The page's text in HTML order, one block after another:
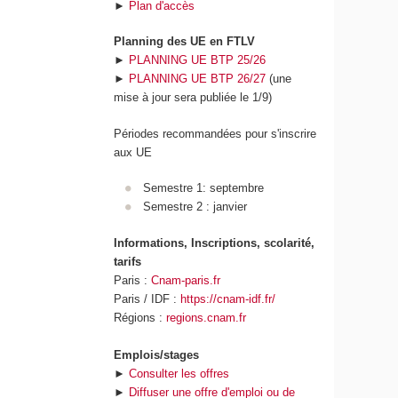
► Plan d'accès
Planning des UE en FTLV
► PLANNING UE BTP 25/26
► PLANNING UE BTP 26/27 (une
mise à jour sera publiée le 1/9)
Périodes recommandées pour s'inscrire
aux UE
Semestre 1: septembre
Semestre 2 : janvier
Informations, Inscriptions, scolarité,
tarifs
Paris :Cnam-paris.fr
Paris / IDF :https://cnam-idf.fr/
Régions :regions.cnam.fr
Emplois/stages
►Consulter les offres
► Diffuser une offre d'emploi ou de